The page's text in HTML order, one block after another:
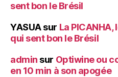
sent bon le Brésil
YASUAsur La
qui sent bon le Brésil
admin sur Optiwine ou
en 10 min à son apogée